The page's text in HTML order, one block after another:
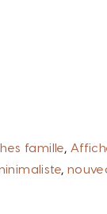
famille,
,